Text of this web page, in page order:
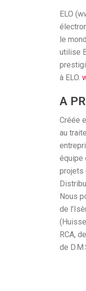
ELO
le
utilise
à ELO.
A
Créée
au
équipe
projets
Nous
de
RCA,
de